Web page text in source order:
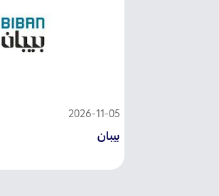
2026-11-05
بيبان